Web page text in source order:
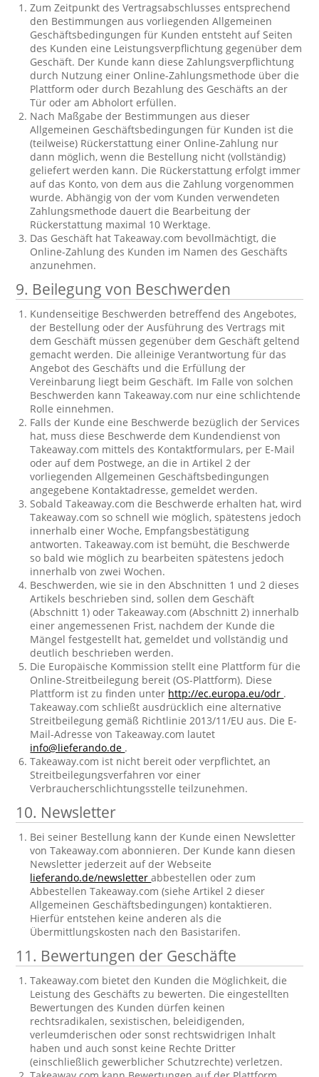
Zum Zeitpunkt des Vertragsabschlusses entsprechend
den Bestimmungen aus vorliegenden Allgemeinen
Geschäftsbedingungen für Kunden entsteht auf Seiten
des Kunden eine Leistungsverpflichtung gegenüber dem
Geschäft. Der Kunde kann diese Zahlungsverpflichtung
durch Nutzung einer Online-Zahlungsmethode über die
Plattform oder durch Bezahlung des Geschäfts an der
Tür oder am Abholort erfüllen.
Nach Maßgabe der Bestimmungen aus dieser
Allgemeinen Geschäftsbedingungen für Kunden ist die
(teilweise) Rückerstattung einer Online-Zahlung nur
dann möglich, wenn die Bestellung nicht (vollständig)
geliefert werden kann. Die Rückerstattung erfolgt immer
auf das Konto, von dem aus die Zahlung vorgenommen
wurde. Abhängig von der vom Kunden verwendeten
Zahlungsmethode dauert die Bearbeitung der
Rückerstattung maximal 10 Werktage.
Das Geschäft hat Takeaway.com bevollmächtigt, die
Online-Zahlung des Kunden im Namen des Geschäfts
anzunehmen.
9. Beilegung von Beschwerden
Kundenseitige Beschwerden betreffend des Angebotes,
der Bestellung oder der Ausführung des Vertrags mit
dem Geschäft müssen gegenüber dem Geschäft geltend
gemacht werden. Die alleinige Verantwortung für das
Angebot des Geschäfts und die Erfüllung der
Vereinbarung liegt beim Geschäft. Im Falle von solchen
Beschwerden kann Takeaway.com nur eine schlichtende
Rolle einnehmen.
Falls der Kunde eine Beschwerde bezüglich der Services
hat, muss diese Beschwerde dem Kundendienst von
Takeaway.com mittels des Kontaktformulars, per E-Mail
oder auf dem Postwege, an die in Artikel 2 der
vorliegenden Allgemeinen Geschäftsbedingungen
angegebene Kontaktadresse, gemeldet werden.
Sobald Takeaway.com die Beschwerde erhalten hat, wird
Takeaway.com so schnell wie möglich, spätestens jedoch
innerhalb einer Woche, Empfangsbestätigung
antworten. Takeaway.com ist bemüht, die Beschwerde
so bald wie möglich zu bearbeiten spätestens jedoch
innerhalb von zwei Wochen.
Beschwerden, wie sie in den Abschnitten 1 und 2 dieses
Artikels beschrieben sind, sollen dem Geschäft
(Abschnitt 1) oder Takeaway.com (Abschnitt 2) innerhalb
einer angemessenen Frist, nachdem der Kunde die
Mängel festgestellt hat, gemeldet und vollständig und
deutlich beschrieben werden.
Die Europäische Kommission stellt eine Plattform für die
Online-Streitbeilegung bereit (OS-Plattform). Diese
Plattform ist zu finden unter http://ec.europa.eu/odr .
Takeaway.com schließt ausdrücklich eine alternative
Streitbeilegung gemäß Richtlinie 2013/11/EU aus. Die E-
Mail-Adresse von Takeaway.com lautet
info@lieferando.de .
Takeaway.com ist nicht bereit oder verpflichtet, an
Streitbeilegungsverfahren vor einer
Verbraucherschlichtungsstelle teilzunehmen.
10. Newsletter
Bei seiner Bestellung kann der Kunde einen Newsletter
von Takeaway.com abonnieren. Der Kunde kann diesen
Newsletter jederzeit auf der Webseite
lieferando.de/newsletterabbestellen oder zum
Abbestellen Takeaway.com (siehe Artikel 2 dieser
Allgemeinen Geschäftsbedingungen) kontaktieren.
Hierfür entstehen keine anderen als die
Übermittlungskosten nach den Basistarifen.
11. Bewertungen der Geschäfte
Takeaway.com bietet den Kunden die Möglichkeit, die
Leistung des Geschäfts zu bewerten. Die eingestellten
Bewertungen des Kunden dürfen keinen
rechtsradikalen, sexistischen, beleidigenden,
verleumderischen oder sonst rechtswidrigen Inhalt
haben und auch sonst keine Rechte Dritter
(einschließlich gewerblicher Schutzrechte) verletzen.